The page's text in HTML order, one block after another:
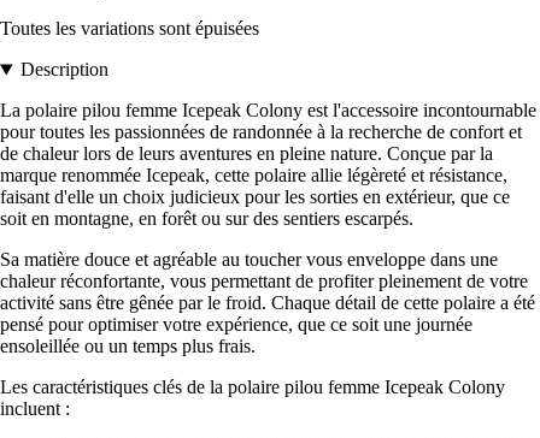
Toutes les variations sont épuisées
Description
La polaire pilou femme Icepeak Colony est l'accessoire incontournable
pour toutes les passionnées de randonnée à la recherche de confort et
de chaleur lors de leurs aventures en pleine nature. Conçue par la
marque renommée Icepeak, cette polaire allie légèreté et résistance,
faisant d'elle un choix judicieux pour les sorties en extérieur, que ce
soit en montagne, en forêt ou sur des sentiers escarpés.
Sa matière douce et agréable au toucher vous enveloppe dans une
chaleur réconfortante, vous permettant de profiter pleinement de votre
activité sans être gênée par le froid. Chaque détail de cette polaire a été
pensé pour optimiser votre expérience, que ce soit une journée
ensoleillée ou un temps plus frais.
Les caractéristiques clés de la polaire pilou femme Icepeak Colony
incluent :